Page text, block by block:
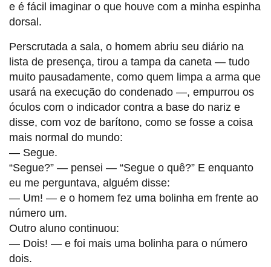
e é fácil imaginar o que houve com a minha espinha
dorsal.
Perscrutada a sala, o homem abriu seu diário na
lista de presença, tirou a tampa da caneta — tudo
muito pausadamente, como quem limpa a arma que
usará na execução do condenado —, empurrou os
óculos com o indicador contra a base do nariz e
disse, com voz de barítono, como se fosse a coisa
mais normal do mundo:
— Segue.
“Segue?” — pensei — “Segue o quê?” E enquanto
eu me perguntava, alguém disse:
— Um! — e o homem fez uma bolinha em frente ao
número um.
Outro aluno continuou:
— Dois! — e foi mais uma bolinha para o número
dois.